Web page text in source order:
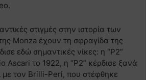
στιγμές στην ιστορία των
Monza έχουν τη σφραγίδα της
εδώ σημαντικές νίκες: η “P2”
Ascari το 1922, η “P2” κέρδισε ξανά
με τον Brilli-Peri, που στέφθηκε